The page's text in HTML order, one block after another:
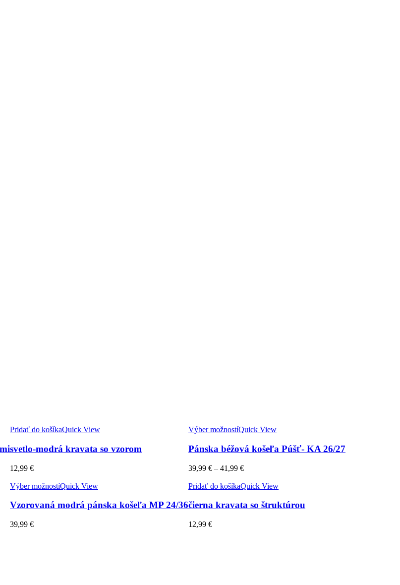
Pridať do košíkaQuick View
svetlo-modrá kravata so vzorom
12,99 €
Výber možnostíQuick View
Vzorovaná modrá pánska košeľa MP 24/36
39,99 €
Výber možnostíQuick View
Pánska béžová košeľa Púšť- KA 26/27
39,99 € – 41,99 €
Pridať do košíkaQuick View
čierna kravata so štruktúrou
12,99 €